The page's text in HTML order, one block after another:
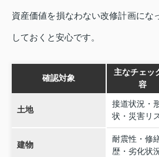
資産価値を損なわない改修計画にな
しておくと安心です。
確認対象
主なチェッ
容
土地
接道状況・
状・災害リ
建物
耐震性・修
歴・劣化状